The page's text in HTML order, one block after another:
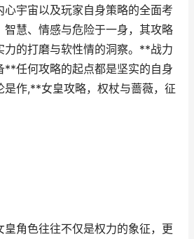
宇宙以及玩家自身策略的全面考
智慧、情感与危险于一身，其攻略
力的打磨与软性情的洞察。**战力
**任何攻略的起点都是坚实的自身
是作,**女皇攻略，权杖与蔷薇，征
角色往往不仅是权力的象征，更